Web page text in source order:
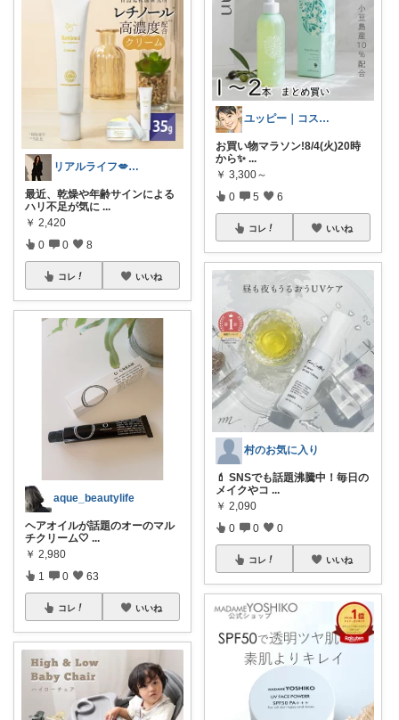
リアルライフ💋✨✨✨
最近、乾燥や年齢サインによる
ハリ不足が気に ...
￥ 2,420
0 0 8
コレ いいね
aque_beautylife
ヘアオイルが話題のオーのマル
チクリーム🤍 ...
￥ 2,980
1 0 63
コレ いいね
ユッピー｜コスメと子育てROOM
お買い物マラソン!8/4(火)20時
から✨ ...
￥ 3,300～
0 5 6
コレ いいね
村のお気に入り
💄 SNSでも話題沸騰中！毎日の
メイクやコ ...
￥ 2,090
0 0 0
コレ いいね